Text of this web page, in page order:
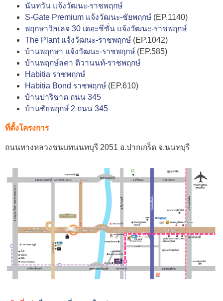
นันทวัน แจ้งวัฒนะ-ราชพฤกษ์
S-Gate Premium แจ้งวัฒนะ-ชัยพฤกษ์ (EP.1140)
พฤกษาวิลเลจ 30 เดอะซีซั่น แจ้งวัฒนะ-ราชพฤกษ์
The Plant แจ้งวัฒนะ-ราชพฤกษ์ (EP.1042)
บ้านพฤกษา แจ้งวัฒนะ-ราชพฤกษ์ (EP.585)
บ้านพฤกษ์ลดา ติวานนท์-ราชพฤกษ์
Habitia ราชพฤกษ์
Habitia Bond ราชพฤกษ์ (EP.610)
บ้านปาริชาต ถนน 345
บ้านชัยพฤกษ์ 2 ถนน 345
ที่ตั้งโครงการ
ถนนทางหลวงชนบทนนทบุรี 2051 อ.ปากเกร็ด จ.นนทบุรี